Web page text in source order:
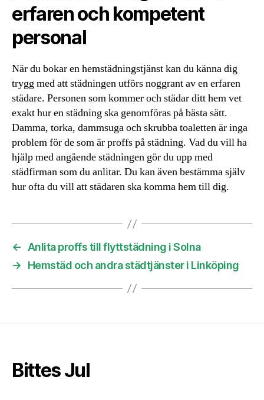
erfaren och kompetent
personal
När du bokar en hemstädningstjänst kan du känna dig
trygg med att städningen utförs noggrant av en erfaren
städare. Personen som kommer och städar ditt hem vet
exakt hur en städning ska genomföras på bästa sätt.
Damma, torka, dammsuga och skrubba toaletten är inga
problem för de som är proffs på städning. Vad du vill ha
hjälp med angående städningen gör du upp med
städfirman som du anlitar. Du kan även bestämma själv
hur ofta du vill att städaren ska komma hem till dig.
←
Anlita proffs till flyttstädning i Solna
→
Hemstäd och andra städtjänster i Linköping
Bittes Jul